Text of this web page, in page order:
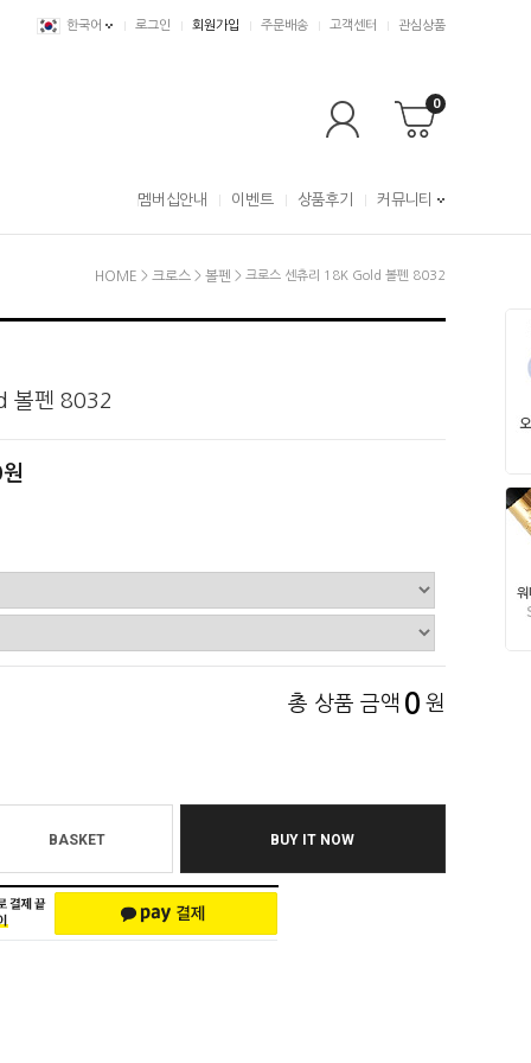
한국어 로그인 회원가입 주문배송 고객센터 관심상품
0
멤버십안내 이벤트 상품후기 커뮤니티
HOME > 크로스 > 볼펜 > 크로스 센츄리 18K Gold 볼펜 8032
볼펜 8032
총 상품 금액 0 원
BASKET BUY IT NOW